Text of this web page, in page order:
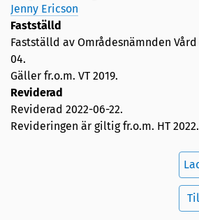
Jenny Ericson
Fastställd
Fastställd av Områdesnämnden
04.
Gäller fr.o.m. VT 2019.
Reviderad
Reviderad 2022-06-22.
Revideringen är giltig fr.o.m. HT 2022.